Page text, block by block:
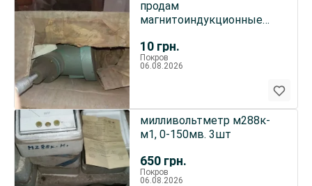
10 грн.
продам
магнитоиндукционные
ТМ3-л
Покров
06.08.2026
650 грн.
милливольтметр м288к-
м1, 0-150мв. 3шт
Покров
06.08.2026